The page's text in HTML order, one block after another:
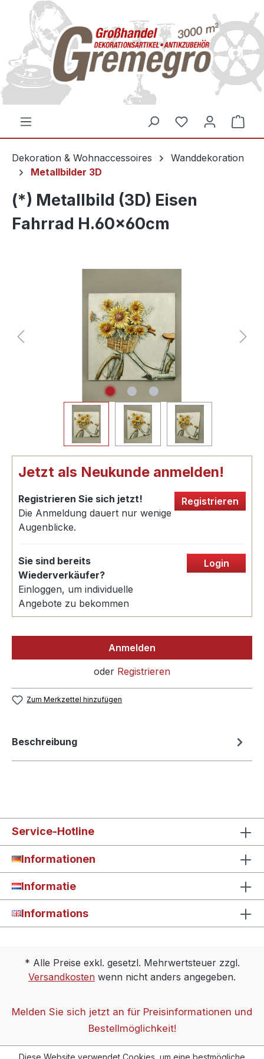
springen
Dekoration & Wohnaccessoires
Wanddekoration
Metallbilder 3D
(*) Metallbild (3D) Eisen
Fahrrad H.60x60cm
Jetzt als Neukunde anmelden!
Registrieren Sie sich jetzt!
Die Anmeldung dauert nur wenige
Augenblicke.
Registrieren
Sie sind bereits
Wiederverkäufer?
Einloggen, um individuelle
Angebote zu bekommen
Login
Anmelden
oder Registrieren
Zum Merkzettel hinzufügen
Beschreibung
Service-Hotline
Informationen
Informatie
Informations
* Alle Preise exkl. gesetzl. Mehrwertsteuer zzgl.
Versandkosten wenn nicht anders angegeben.
Melden Sie sich jetzt an für Preisinformationen und
Bestellmöglichkeit!
Diese Website verwendet Cookies, um eine bestmögliche